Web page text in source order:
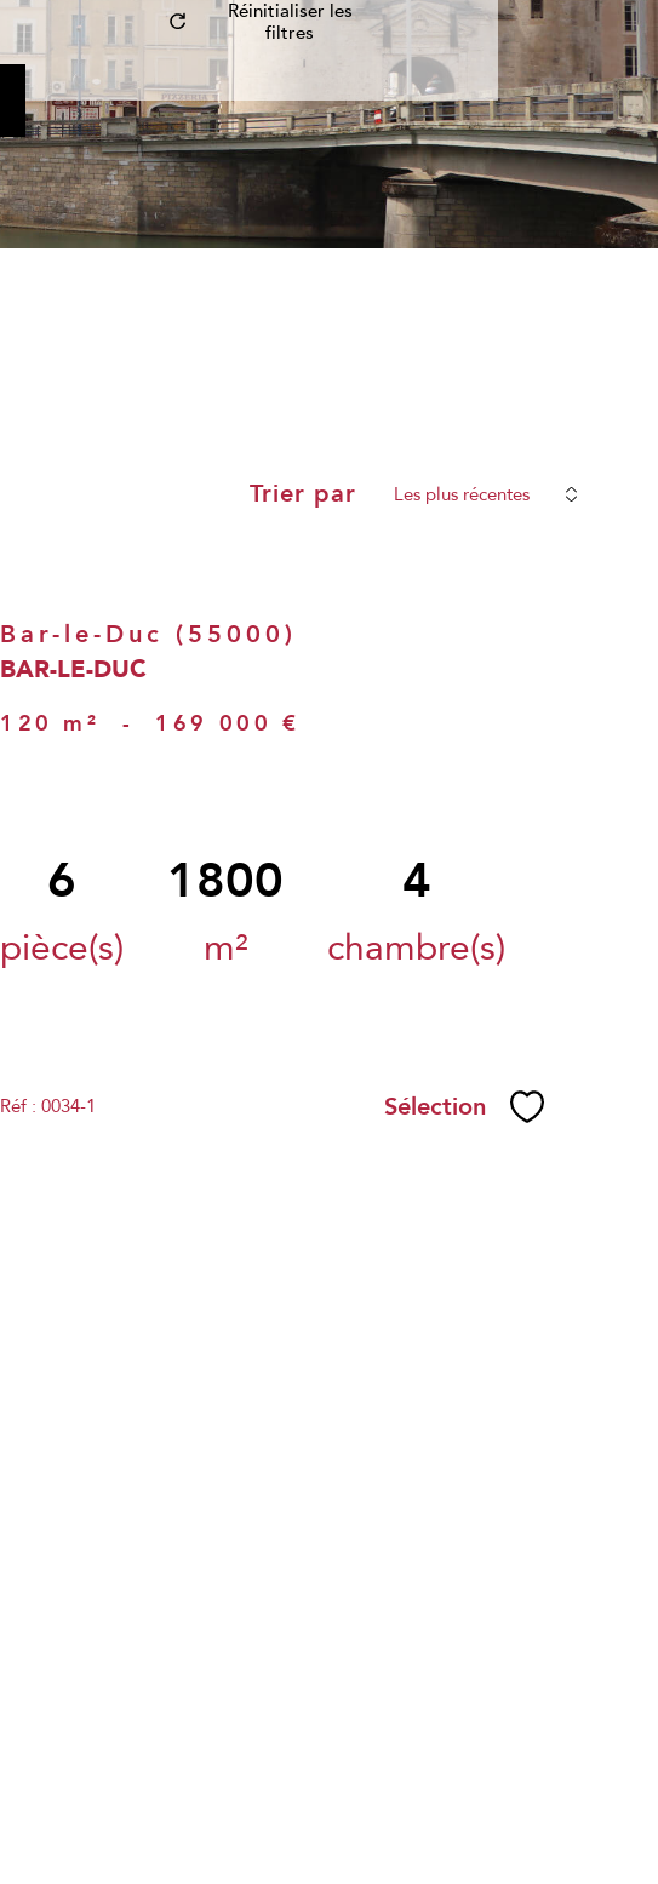
réinitialiser les
filtres
Trier par Les plus récentes
Bar-le-Duc (55000)
BAR-LE-DUC
120 m² - 169 000 €
6
pièce(s)
1800
m²
4
chambre(s)
Réf : 0034-1 Sélection Sélectionner